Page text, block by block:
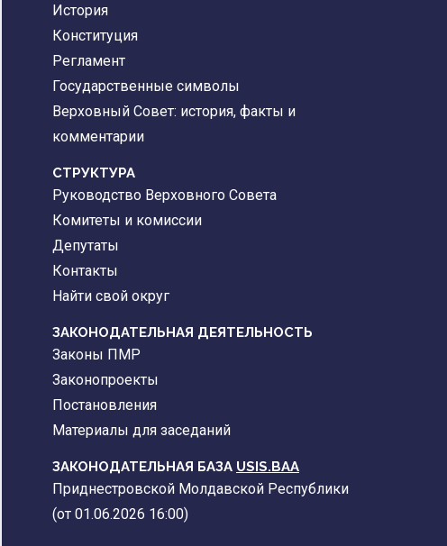
История
Конституция
Регламент
Государственные символы
Верховный Совет: история, факты и
комментарии
CТРУКТУРА
Руководство Верховного Совета
Комитеты и комиссии
Депутаты
Контакты
Найти свой округ
ЗАКОНОДАТЕЛЬНАЯ ДЕЯТЕЛЬНОСТЬ
Законы ПМР
Законопроекты
Постановления
Материалы для заседаний
ЗАКОНОДАТЕЛЬНАЯ БАЗА USIS.BAA
Приднестровской Молдавской Республики
(от 01.06.2026 16:00)